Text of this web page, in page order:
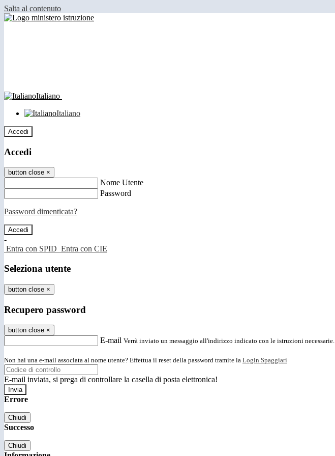
Salta al contenuto
Italiano
Italiano
Accedi
Accedi
button close ×
Nome Utente
Password
Password dimenticata?
-
Entra con SPID Entra con CIE
Seleziona utente
button close ×
Recupero password
button close ×
E-mail Verrà inviato un messaggio all'indirizzo indicato con le istruzioni necessarie.
Non hai una e-mail associata al nome utente? Effettua il reset della password tramite la Login Spaggiari
E-mail inviata, si prega di controllare la casella di posta elettronica!
Errore
Chiudi
Successo
Chiudi